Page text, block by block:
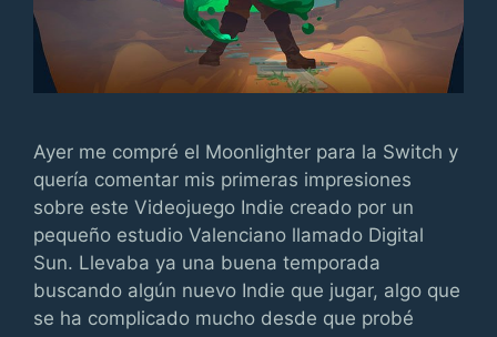
Ayer me compré el Moonlighter para la Switch y
quería comentar mis primeras impresiones
sobre este Videojuego Indie creado por un
pequeño estudio Valenciano llamado Digital
Sun. Llevaba ya una buena temporada
buscando algún nuevo Indie que jugar, algo que
se ha complicado mucho desde que probé